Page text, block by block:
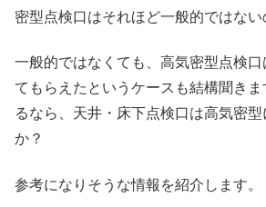
密型点検口はそれほど一般的ではない
一般的ではなくても、高気密型点検
てもらえたというケースも結構聞きま
るなら、天井・床下点検口は高気密
か？
参考になりそうな情報を紹介します。